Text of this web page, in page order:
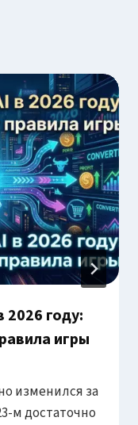
году:
игры
изменился за
м достаточно